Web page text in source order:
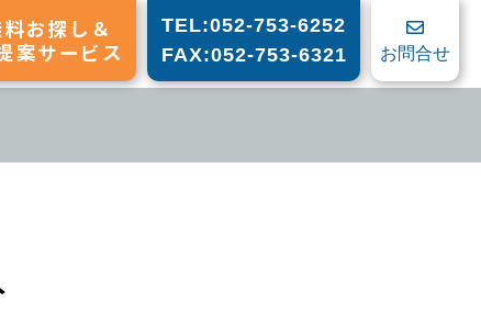
お探し＆
案サービス
TEL:052-753-6252
FAX:052-753-6321
お問合せ